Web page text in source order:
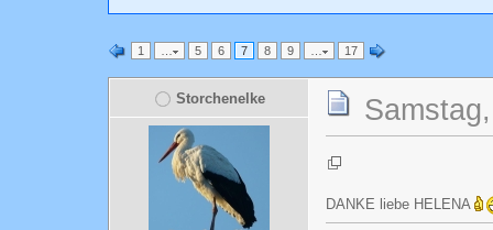
1 … 5 6 7 8 9 … 17
Storchenelke
DANKE liebe HELENA